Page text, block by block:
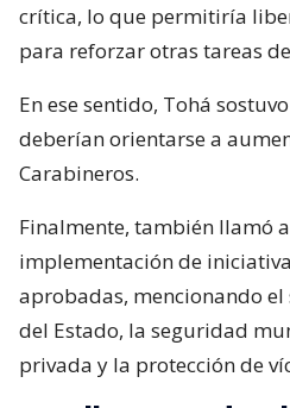
crítica, lo que permitiría
para reforzar otras tareas
En ese sentido, Tohá
deberían orientarse a
Carabineros.
Finalmente, también llamó
implementación de
aprobadas, mencionando
del Estado, la seguridad
privada y la protección de